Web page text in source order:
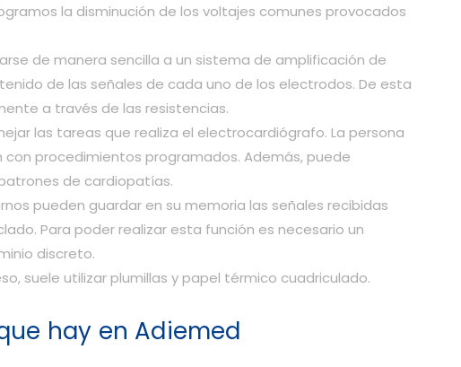
la disminución de los voltajes comunes provocados
de manera sencilla a un sistema de amplificación de
de las señales de cada uno de los electrodos. De esta
a través de las resistencias.
las tareas que realiza el electrocardiógrafo. La persona
procedimientos programados. Además, puede
de cardiopatías.
pueden guardar en su memoria las señales recibidas
Para poder realizar esta función es necesario un
discreto.
suele utilizar plumillas y papel térmico cuadriculado.
hay en Adiemed